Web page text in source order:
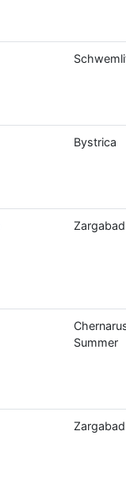
Bystrica
Zargabad
Summer
Zargabad